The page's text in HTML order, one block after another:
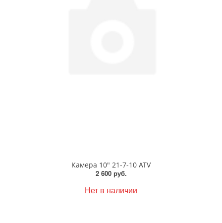
Камера 10" 21-7-10 ATV
2 600 руб.
Нет в наличии